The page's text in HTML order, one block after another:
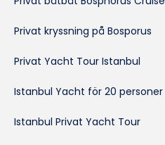
Privat kryssning på Bosporus
Privat Yacht Tour Istanbul
Istanbul Yacht för 20 personer
Istanbul Privat Yacht Tour